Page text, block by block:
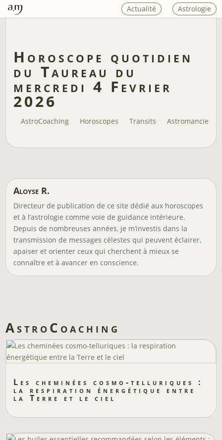
Actualité Astrologie
Horoscope quotidien
du Taureau du
mercredi 4 Fevrier
2026
AstroCoaching Horoscopes Transits Astromancie
Aloyse R.
Directeur de publication de ce site dédié aux horoscopes
et à l’astrologie comme voie de guidance intérieure.
Depuis de nombreuses années, je m’investis dans la
transmission de messages célestes qui peuvent éclairer,
apaiser et orienter ceux qui cherchent à mieux se
connaître et à avancer en conscience.
AstroCoaching
Les cheminées cosmo-telluriques :
la respiration énergétique entre
la Terre et le ciel